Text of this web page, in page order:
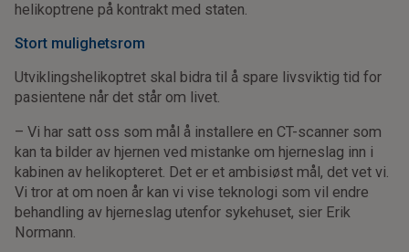
helikoptrene på kontrakt med staten.
Stort mulighetsrom
Utviklingshelikoptret skal bidra til å spare livsviktig tid for
pasientene når det står om livet.
– Vi har satt oss som mål å installere en CT-scanner som
kan ta bilder av hjernen ved mistanke om hjerneslag inn i
kabinen av helikopteret. Det er et ambisiøst mål, det vet vi.
Vi tror at om noen år kan vi vise teknologi som vil endre
behandling av hjerneslag utenfor sykehuset, sier Erik
Normann.